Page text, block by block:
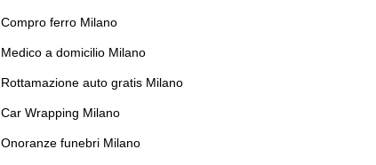
Compro ferro Milano
Medico a domicilio Milano
Rottamazione auto gratis Milano
Car Wrapping Milano
Onoranze funebri Milano